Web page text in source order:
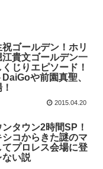
ゴールデン！ホリ
貴文ゴールデン一
じりエピソード！
や前園真聖、
2015.04.20
タウン2時間SP！
コからきた謎のマ
てプロレス会場に登
ない説